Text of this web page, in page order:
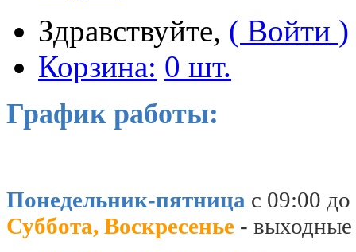
Здравствуйте, ( Войти )
Корзина: 0 шт.
График работы:
Понедельник-пятница с 09:00
Суббота, Воскресенье - выходные